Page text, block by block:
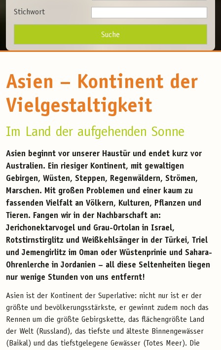
Stichwort
Asien – Kontinent der
Vielgestaltigkeit
Im Land der aufgehenden Sonne
Asien beginnt vor unserer Haustür und endet kurz vor
Australien. Ein riesiger Kontinent, mit gewaltigen
Gebirgen, Wüsten, Steppen, Regenwäldern, Strömen,
Marschen. Mit großen Problemen und einer kaum zu
fassenden Vielfalt an Völkern, Kulturen, Pflanzen und
Tieren. Fangen wir in der Nachbarschaft an:
Jerichonektarvogel und Grau-Ortolan in Israel,
Rotstirnstirglitz und Weißkehlsänger in der Türkei, Triel
und Jemengirlitz im Oman oder Wüstenprinie und Sahara-
Ohrenlerche in Jordanien – all diese Seltenheiten liegen
nur wenige Stunden von uns entfernt!
Asien ist der Kontinent der Superlative: nicht nur ist er der
größte und bevölkerungsstärkste, er gewinnt zudem noch das
Rennen um die größte Gebirgskette, das flächengrößte Land
der Welt (Russland), das tiefste und älteste Binnengewässer
(Baikal) und das tiefstgelegene Gewässer (Totes Meer). Die